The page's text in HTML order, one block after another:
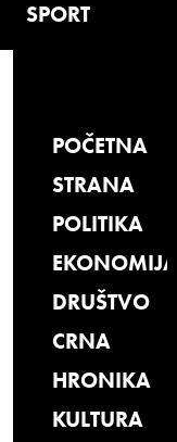
SPORT
POČETNA
STRANA
POLITIKA
EKONOMIJA
DRUŠTVO
CRNA
HRONIKA
KULTURA